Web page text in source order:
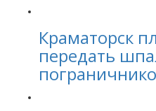
Краматорск
передать